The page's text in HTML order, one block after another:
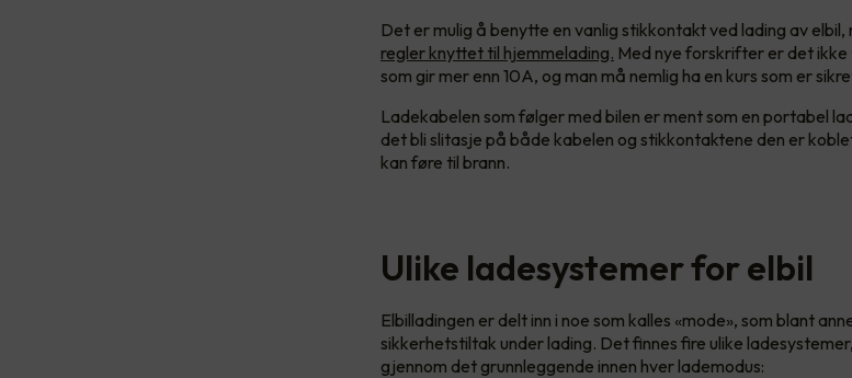
Det er mulig å benytte en vanlig stikkontakt ved lading av elbil,
regler knyttet til hjemmelading. Med nye forskrifter er det ikke
som gir mer enn 10A, og man må nemlig ha en kurs som er
Ladekabelen som følger med bilen er ment som en portabel
det bli slitasje på både kabelen og stikkontaktene den er
kan føre til brann.
Ulike ladesystemer for elbil
Elbilladingen er delt inn i noe som kalles «mode», som blant
sikkerhetstiltak under lading. Det finnes fire ulike
gjennom det grunnleggende innen hver lademodus: